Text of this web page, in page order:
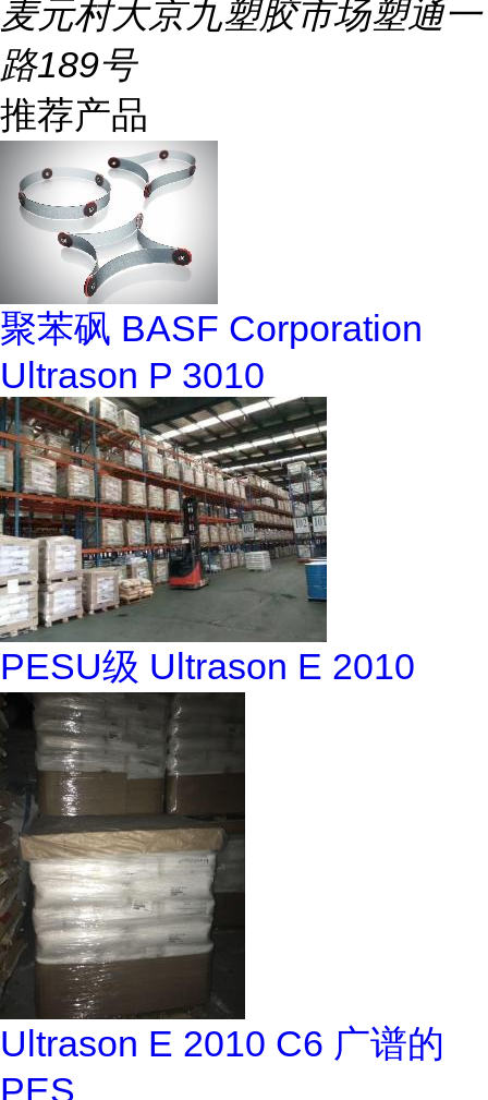
麦元村大京九塑胶市场塑通一
路189号
推荐产品
聚苯砜 BASF Corporation
Ultrason P 3010
PESU级 Ultrason E 2010
Ultrason E 2010 C6 广谱的
PES